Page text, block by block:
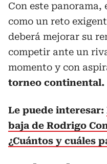
Con este panorama,
como un reto
deberá mejorar su
competir ante un
momento y con
torneo continental.
Le puede interesar:
baja de Rodrigo
¿Cuántos y cuáles